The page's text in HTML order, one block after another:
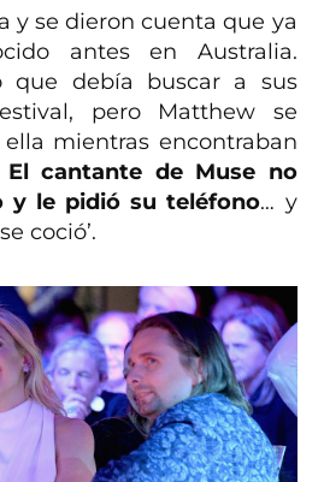
y se dieron cuenta que ya
antes en Australia.
que debía buscar a sus
pero Matthew se
mientras encontraban
El cantante de Muse no
y le pidió su teléfono… y
coció’.